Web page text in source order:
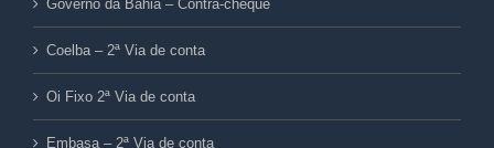
Governo da Bahia – Contra-cheque
Coelba – 2ª Via de conta
Oi Fixo 2ª Via de conta
Embasa – 2ª Via de conta